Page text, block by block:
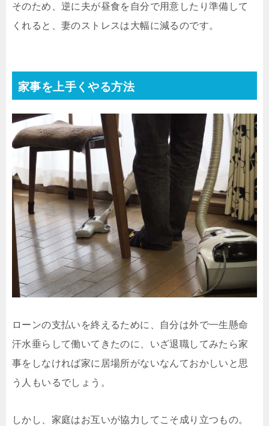
そのため、逆に夫が昼食を自分で用意したり準備して
くれると、妻のストレスは大幅に減るのです。
家事を上手くやる方法
ローンの支払いを終えるために、自分は外で一生懸命
汗水垂らして働いてきたのに、いざ退職してみたら家
事をしなければ家に居場所がないなんておかしいと思
う人もいるでしょう。
しかし、家庭はお互いが協力してこそ成り立つもの。